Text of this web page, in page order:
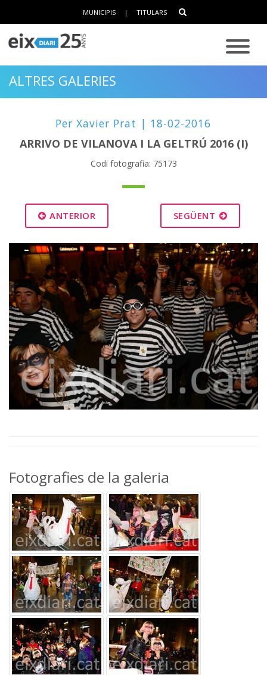
MUNICIPIS | TITULARS
ALTRES GALERIES
Per Xavier Prat | 18-02-2016
ARRIVO DE VILANOVA I LA GELTRÚ 2016 (I)
Codi fotografia: 75173
ANTERIOR SEGÜENT
Fotografies de la galeria